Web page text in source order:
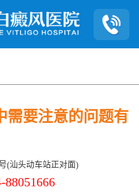
需要注意的问题有
(汕头动车站正对面)